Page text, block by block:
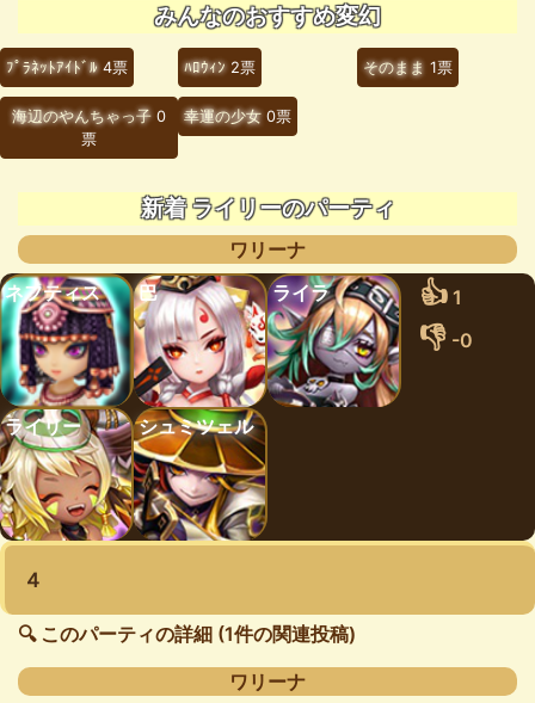
みんなのおすすめ変幻
ﾌﾟﾗﾈｯﾄｱｲﾄﾞﾙ 4票 ﾊﾛｳｨﾝ 2票 そのまま 1票
海辺のやんちゃっ子 0
票
幸運の少女 0票
新着 ライリーのパーティ
ワリーナ
ネフティス
巴 ライラ 👍 1
👎 -0
ライリー シュミツェル
４
🔍 このパーティの詳細 (1件の関連投稿)
ワリーナ